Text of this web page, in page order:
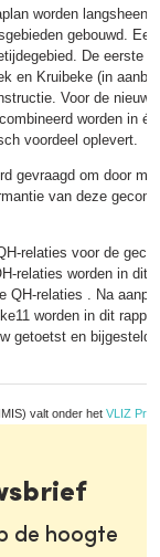
worden langsheen
gebouwd.
De eerste
en Kruibeke (in
Voor de
worden in
voordeel oplevert.
gevraagd om door
van deze
relaties voor de
relaties worden in dit
QH-relaties . Na
worden in dit
getoetst en bijgesteld.
valt onder het VLIZ
de hoogte